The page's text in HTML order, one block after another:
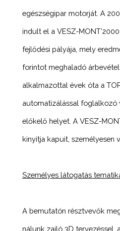
egészségipar motorját. A
indult el a VESZ-
fejlődési pályája, mely
forintot meghaladó
alkalmazottal évek óta a
automatizálással
előkelő helyet. A VESZ-
kinyitja kapuit, személyesen
Személyes látogatás
A bemutatón résztvevők
nálunk zajló 3D tervezéssel,